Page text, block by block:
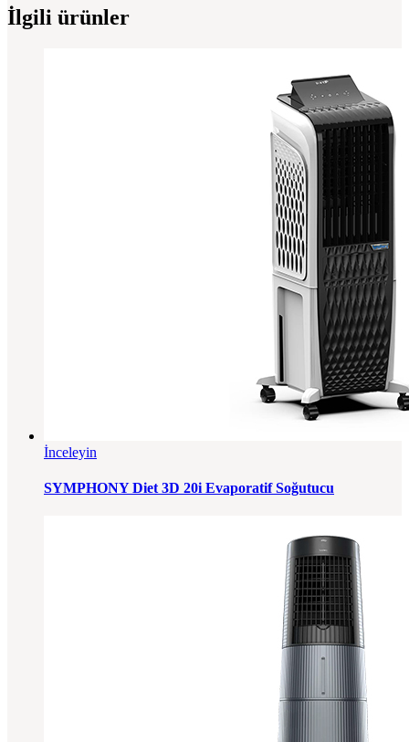
İlgili ürünler
İnceleyin
SYMPHONY Diet 3D 20i Evaporatif Soğutucu